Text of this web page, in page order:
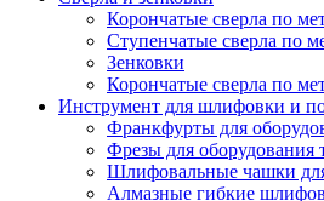
Корончатые сверла по
Ступенчатые сверла по
Зенковки
Корончатые сверла по
Инструмент для шлифовки и
Франкфурты для
Фрезы для оборудования
Шлифовальные чашки
Алмазные гибкие